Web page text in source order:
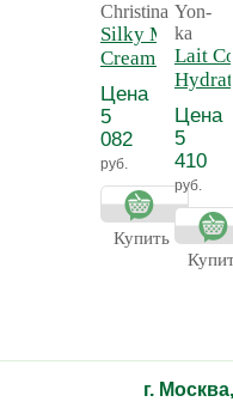
Christina
Silky Matte
Cream -
Нежный
матирующий
крем для
тела
Цена
5
082
руб.
Купить
Yon-
ka
Lait
Detox -
тела
Цена
5
410
руб.
г.